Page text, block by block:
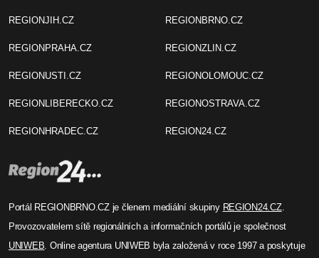
REGIONJIH.CZ
REGIONPRAHA.CZ
REGIONUSTI.CZ
REGIONLIBERECKO.CZ
REGIONHRADEC.CZ
REGIONBRNO.CZ
REGIONZLIN.CZ
REGIONOLOMOUC.CZ
REGIONOSTRAVA.CZ
REGION24.CZ
Portál REGIONBRNO.CZ je členem mediální skupiny REGION24.CZ.
Provozovatelem sítě regionálních a informačních portálů je společnost
UNIWEB . Online agentura UNIWEB byla založená v roce 1997 a poskytuje